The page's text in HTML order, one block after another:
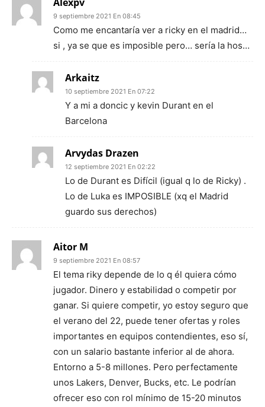
9 septiembre 2021 En 08:45
Como me encantaría ver a ricky en el madrid…
si , ya se que es imposible pero… sería la hos…
Arkaitz
10 septiembre 2021 En 07:22
Y a mi a doncic y kevin Durant en el
Barcelona
Arvydas Drazen
12 septiembre 2021 En 02:22
Lo de Durant es Difícil (igual q lo de Ricky) .
Lo de Luka es IMPOSIBLE (xq el Madrid
guardo sus derechos)
Aitor M
9 septiembre 2021 En 08:57
El tema riky depende de lo q él quiera cómo
jugador. Dinero y estabilidad o competir por
ganar. Si quiere competir, yo estoy seguro que
el verano del 22, puede tener ofertas y roles
importantes en equipos contendientes, eso sí,
con un salario bastante inferior al de ahora.
Entorno a 5-8 millones. Pero perfectamente
unos Lakers, Denver, Bucks, etc. Le podrían
ofrecer eso con rol mínimo de 15-20 minutos